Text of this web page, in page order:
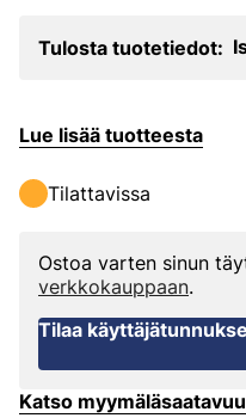
Tulosta tuotetiedot:
Lue lisää tuotteesta
Tilattavissa
Ostoa varten sinun
verkkokauppaan.
Tilaa
Katso